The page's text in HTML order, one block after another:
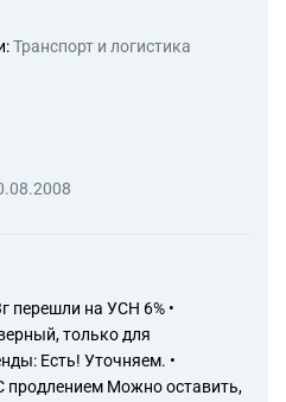
Транспорт и логистика
перешли на УСН 6% •
только для
Есть! Уточняем. •
продлением Можно оставить,